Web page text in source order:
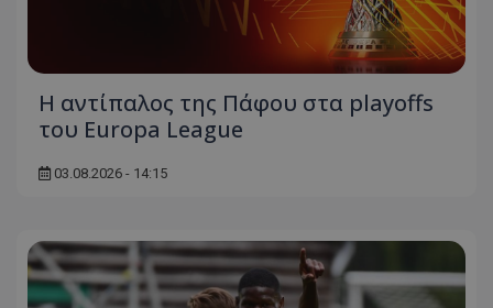
Η αντίπαλος της Πάφου στα playoffs
του Europa League
03.08.2026 - 14:15